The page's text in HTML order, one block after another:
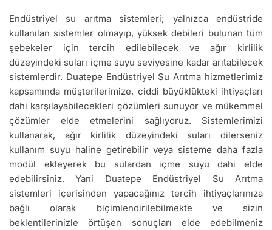
Endüstriyel su arıtma sistemleri; yalnızca endüstride
kullanılan sistemler olmayıp, yüksek debileri bulunan tüm
şebekeler için tercih edilebilecek ve ağır kirlilik
düzeyindeki suları içme suyu seviyesine kadar arıtabilecek
sistemlerdir. Duatepe Endüstriyel Su Arıtma hizmetlerimiz
kapsamında müşterilerimize, ciddi büyüklükteki ihtiyaçları
dahi karşılayabilecekleri çözümleri sunuyor ve mükemmel
çözümler elde etmelerini sağlıyoruz. Sistemlerimizi
kullanarak, ağır kirlilik düzeyindeki suları dilerseniz
kullanım suyu haline getirebilir veya sisteme daha fazla
modül ekleyerek bu sulardan içme suyu dahi elde
edebilirsiniz. Yani Duatepe Endüstriyel Su Arıtma
sistemleri içerisinden yapacağınız tercih ihtiyaçlarınıza
bağlı olarak biçimlendirilebilmekte ve sizin
beklentilerinizle örtüşen sonuçları elde edebilmeniz